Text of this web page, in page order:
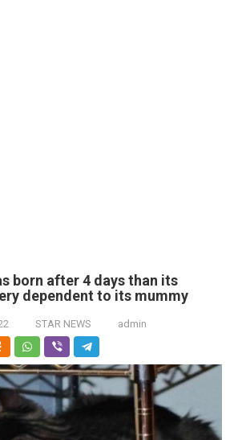
born after 4 days than its
dependent to its mummy
STAR NEWS admin